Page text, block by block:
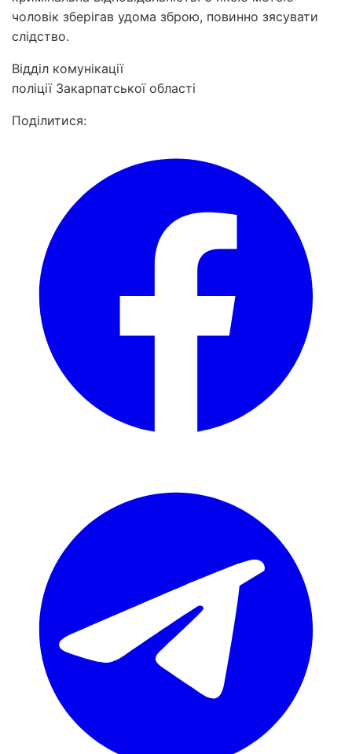
чоловік зберігав удома зброю, повинно зясувати
слідство.
Відділ комунікації
поліції Закарпатської області
Поділитися: